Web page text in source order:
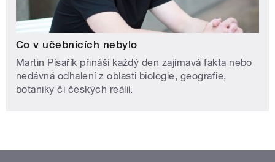
Co v učebnicích nebylo
Martin Písařík přináší každý den zajímavá fakta nebo
nedávná odhalení z oblasti biologie, geografie,
botaniky či českých reálií.